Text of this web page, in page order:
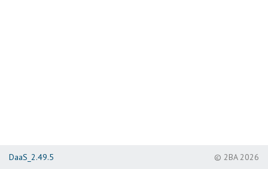
DaaS_2.49.5 © 2BA 2026